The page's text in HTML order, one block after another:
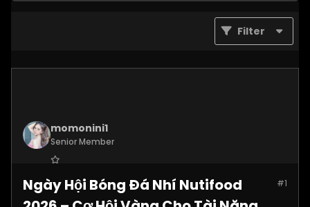
Filter
momonini1
Senior Member
Posts:5399 #1
Ngày Hội Bóng Đá Nhí Nutifood